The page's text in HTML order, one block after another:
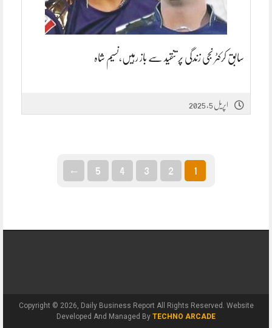
سابق کرکٹر نجی زندگی پر تنقید سے باز رہیں،نسیم شاہ
اپریل 5, 2025
1
2
3
4
5
←
Copyright © 2026, Daily Business Report All Rights Reserved. Website
Developed And Managed By TECHNO ARCADE